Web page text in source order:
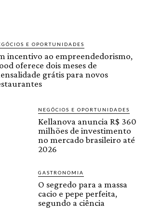
E OPORTUNIDADES
incentivo ao empreendedorismo,
oferece dois meses de
grátis para novos
NEGÓCIOS E OPORTUNIDADES
Kellanova anuncia R$ 360
milhões de investimento
no mercado brasileiro até
2026
GASTRONOMIA
O segredo para a massa
cacio e pepe perfeita,
segundo a ciência